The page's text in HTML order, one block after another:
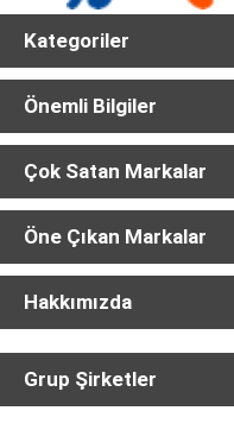
Kategoriler
Önemli Bilgiler
Çok Satan Markalar
Öne Çıkan Markalar
Hakkımızda
Grup Şirketler